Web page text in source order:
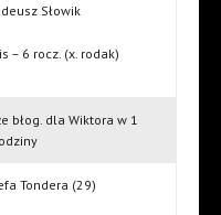
Słowik
6 rocz. (x. rodak)
błog. dla Wiktora w 1
Tondera (29)